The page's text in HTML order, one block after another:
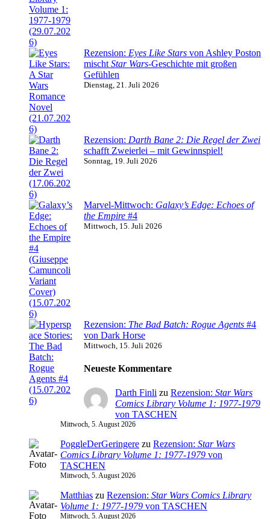
Rezension: Eyes Like Stars von Ashley Poston
mischt Star Wars-Geschichte mit großen
Gefühlen
Dienstag, 21. Juli 2026
Rezension: Darth Bane 2: Die Regel der Zwei
schafft Zweierlei – mit Gewinnspiel!
Sonntag, 19. Juli 2026
Marvel-Mittwoch: Galaxy’s Edge: Echoes of
the Empire #4
Mittwoch, 15. Juli 2026
Rezension: The Bad Batch: Rogue Agents #4
von Dark Horse
Mittwoch, 15. Juli 2026
Neueste Kommentare
Darth Finli zu Rezension: Star Wars
Comics Library Volume 1: 1977-1979
von TASCHEN
Mittwoch, 5. August 2026
PoggleDerGeringere zu Rezension: Star Wars
Comics Library Volume 1: 1977-1979 von
TASCHEN
Mittwoch, 5. August 2026
Matthias zu Rezension: Star Wars Comics Library
Volume 1: 1977-1979 von TASCHEN
Mittwoch, 5. August 2026